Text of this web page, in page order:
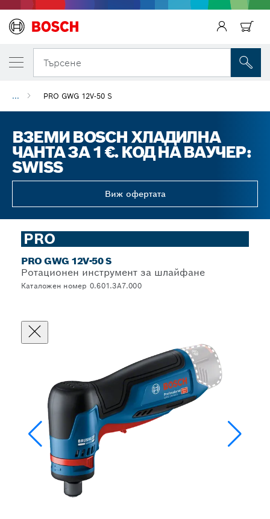
Търсене
... PRO GWG 12V-50 S
ВЗЕМИ BOSCH ХЛАДИЛНА
ЧАНТА ЗА 1 €. КОД НА ВАУЧЕР:
SWISS
Виж офертата
PRO
PRO GWG 12V-50 S
Ротационен инструмент за шлайфане
Каталожен номер 0.601.3A7.000